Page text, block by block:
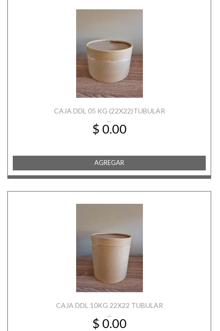
CAJA DDL 05 KG (22X22)TUBULAR
...
$ 0.00
AGREGAR
CAJA DDL 10KG 22X22 TUBULAR
...
$ 0.00